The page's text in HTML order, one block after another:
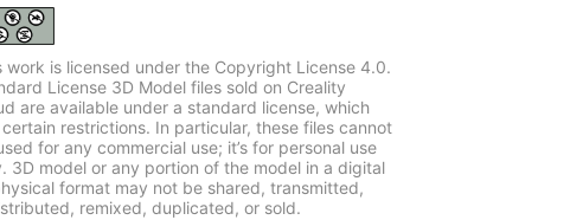
work is licensed under the Copyright License 4.0.
License 3D Model files sold on Creality
are available under a standard license, which
certain restrictions. In particular, these files cannot
for any commercial use; it’s for personal use
3D model or any portion of the model in a digital
format may not be shared, transmitted,
remixed, duplicated, or sold.